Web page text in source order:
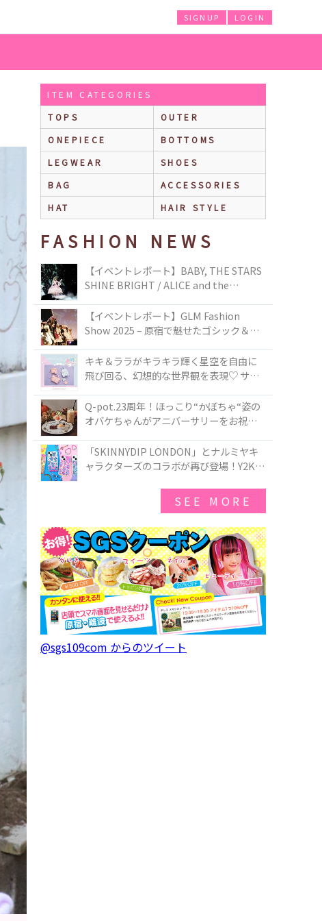
LOGIN
SIGNUP
ITEM CATEGORIES
TOPS
OUTER
ONEPIECE
BOTTOMS
LEGWEAR
SHOES
BAG
ACCESSORIES
HAT
HAIR STYLE
FASHION NEWS
【イベントレポート】BABY, THE STARS
SHINE BRIGHT / ALICE and the
TOKYO
【イベントレポート】GLM Fashion
Show 2025 – 原宿で魅せたゴシック＆ロ
キキ＆ララがキラキラ輝く星空を自由に
飛び回る、幻想的な世界観を表現♡ サマ
50周年アニバーサリーイヤー』を記念し
たコレクションが登場
Q-pot.23周年！ほっこり“かぼちゃ“姿の
オバケちゃんがアニバーサリーをお祝い
ー」が新発売！Q-pot CAFE.では「かぼち
ゃのオバケーキプレート」も登場
「SKINNYDIP LONDON」とナルミヤキ
ャラクターズのコラボが再び登場！Y2Kム
SEE MORE
@sgs109com からのツイート